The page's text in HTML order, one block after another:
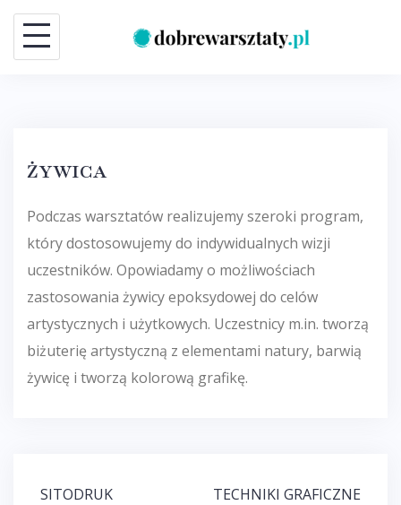
Skip
content
ŻYWICA
Podczas warsztatów realizujemy szeroki program,
który dostosowujemy do indywidualnych wizji
uczestników. Opowiadamy o możliwościach
zastosowania żywicy epoksydowej do celów
artystycznych i użytkowych. Uczestnicy m.in. tworzą
biżuterię artystyczną z elementami natury, barwią
żywicę i tworzą kolorową grafikę.
Post
SITODRUK TECHNIKI GRAFICZNE